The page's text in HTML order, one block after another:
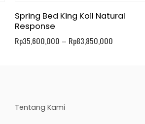
Spring Bed King Koil Natural
Response
Rp35,600,000 – Rp83,850,000
Tentang Kami